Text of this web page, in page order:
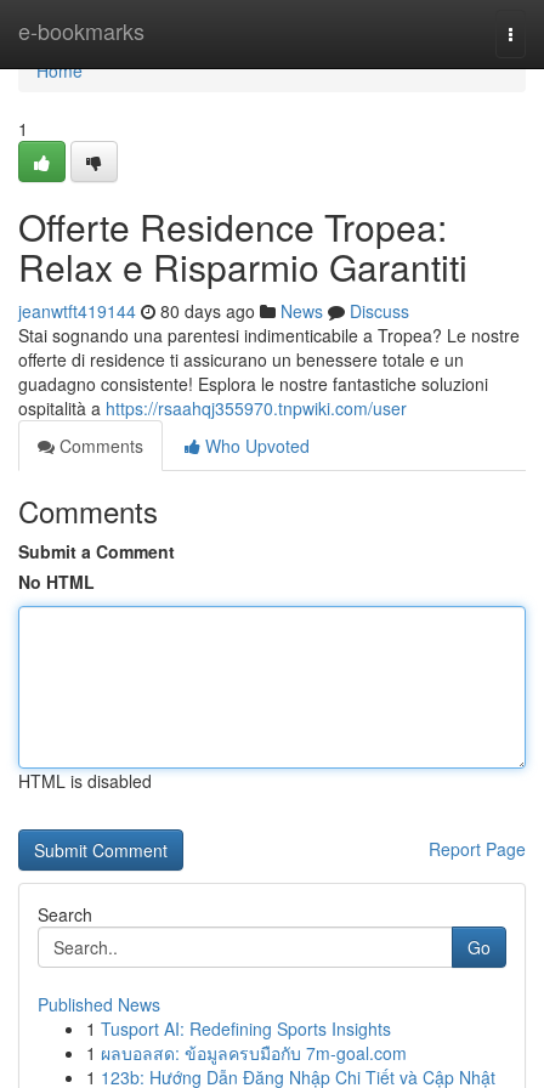
e-bookmarks
Home
Home
1
Offerte Residence Tropea:
Relax e Risparmio Garantiti
jeanwtft419144 80 days ago News
Discuss
Stai sognando una parentesi indimenticabile a Tropea? Le nostre
offerte di residence ti assicurano un benessere totale e un
guadagno consistente! Esplora le nostre fantastiche soluzioni
ospitalità a https://rsaahqj355970.tnpwiki.com/user
Comments
Who Upvoted
Comments
Submit a Comment
No HTML
HTML is disabled
Report Page
Search
Go
Published News
1 Tusport AI: Redefining Sports Insights
1 ผลบอลสด: ข้อมูลครบมือกับ 7m-goal.com
1 123b: Hướng Dẫn Đăng Nhập Chi Tiết và Cập Nhật